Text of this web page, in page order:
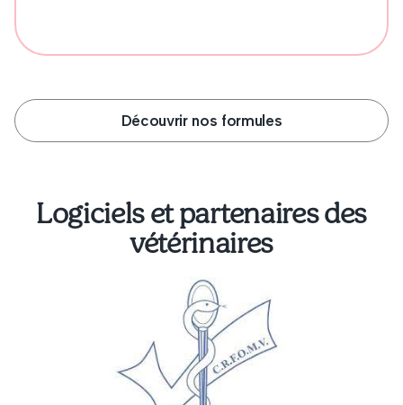
Découvrir nos formules
Logiciels et partenaires des
vétérinaires